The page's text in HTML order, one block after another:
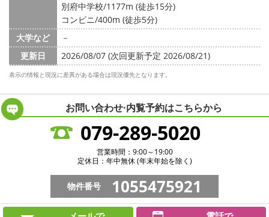
別府中学校/1177m (徒歩15分)
コンビニ/400m (徒歩5分)
大学など
－
更新日
2026/08/07 (次回更新予定 2026/08/21)
表示の情報と現況に差異がある場合は現況優先となります。
お問い合わせ·内覧予約はこちらから
079-289-5020
営業時間：9:00～19:00
定休日：年中無休 (年末年始を除く)
物件番号 1055475921